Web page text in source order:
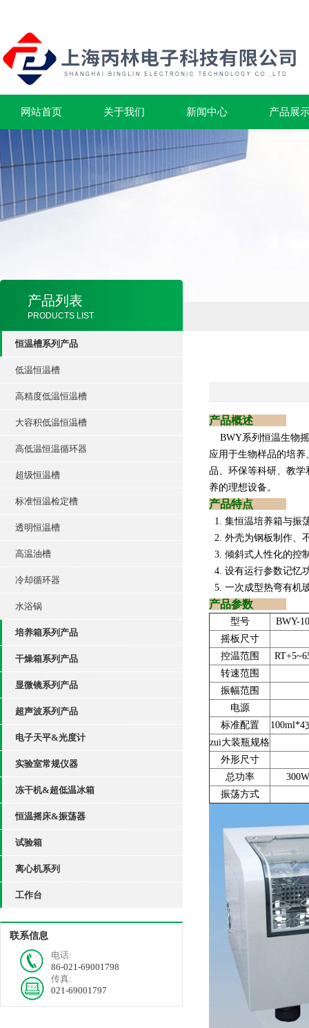
网站首页 关于我们 新闻中心 产品展
产品列表
PRODUCTS LIST
恒温槽系列产品
低温恒温槽
高精度低温恒温槽
大容积低温恒温槽
高低温恒温循环器
超级恒温槽
标准恒温检定槽
透明恒温槽
高温油槽
冷却循环器
水浴锅
培养箱系列产品
干燥箱系列产品
显微镜系列产品
超声波系列产品
电子天平&光度计
实验室常规仪器
冻干机&超低温冰箱
恒温摇床&振荡器
试验箱
离心机系列
工作台
联系信息
电话:
86-021-69001798
传真:
021-69001797
产品概述
BWY系列恒温生物摇
应用于生物样品的培
品、环保等科研、教
养的理想设备。
产品特点
1. 集恒温培养箱与振
2. 外壳为钢板制作、
3. 倾斜式人性化的控
4. 设有运行参数记忆
5. 一次成型热弯有
产品参数
型号
BWY-
摇板尺寸
控温范围
转速范围
振幅范围
电源
标准配置
100ml*4
zui大装瓶规格
外形尺寸
总功率
300W
振荡方式